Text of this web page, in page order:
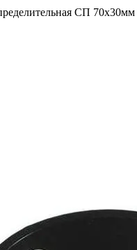
СП